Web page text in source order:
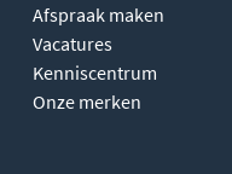
Afspraak maken
Vacatures
Kenniscentrum
Onze merken